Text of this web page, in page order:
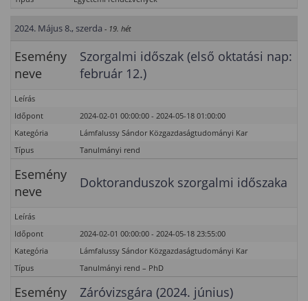
2024. Május 8., szerda - 19. hét
Esemény
neve
Szorgalmi időszak (első oktatási nap:
február 12.)
Leírás
Időpont
2024-02-01 00:00:00 - 2024-05-18 01:00:00
Kategória
Lámfalussy Sándor Közgazdaságtudományi Kar
Típus
Tanulmányi rend
Esemény
neve
Doktoranduszok szorgalmi időszaka
Leírás
Időpont
2024-02-01 00:00:00 - 2024-05-18 23:55:00
Kategória
Lámfalussy Sándor Közgazdaságtudományi Kar
Típus
Tanulmányi rend – PhD
Esemény
Záróvizsgára (2024. június)